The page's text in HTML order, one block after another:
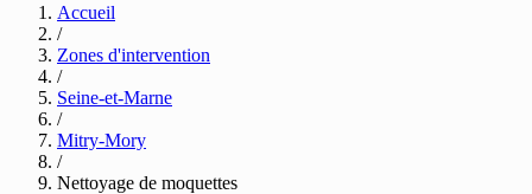
Accueil
/
Zones d'intervention
/
Seine-et-Marne
/
Mitry-Mory
/
Nettoyage de moquettes